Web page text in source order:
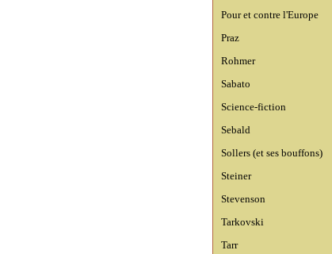
Pour et contre l'Europe
Praz
Rohmer
Sabato
Science-fiction
Sebald
Sollers (et ses bouffons)
Steiner
Stevenson
Tarkovski
Tarr